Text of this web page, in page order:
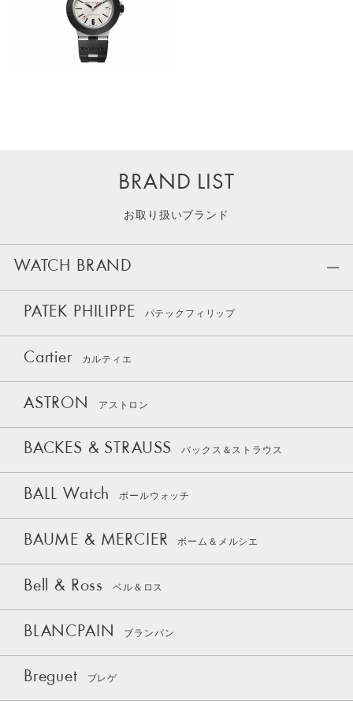
BRAND LIST
お取り扱いブランド
WATCH BRAND
PATEK PHILIPPE パテックフィリップ
Cartier カルティエ
ASTRON アストロン
BACKES & STRAUSS バックス＆ストラウス
BALL Watch ボールウォッチ
BAUME & MERCIER ボーム＆メルシエ
Bell & Ross ベル＆ロス
BLANCPAIN ブランパン
Breguet ブレゲ